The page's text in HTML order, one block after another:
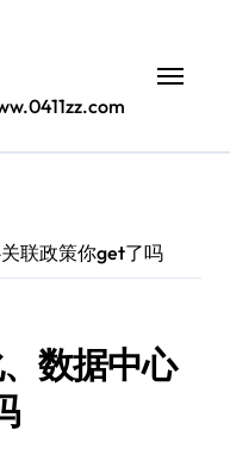
联政策你get了吗
数据中心